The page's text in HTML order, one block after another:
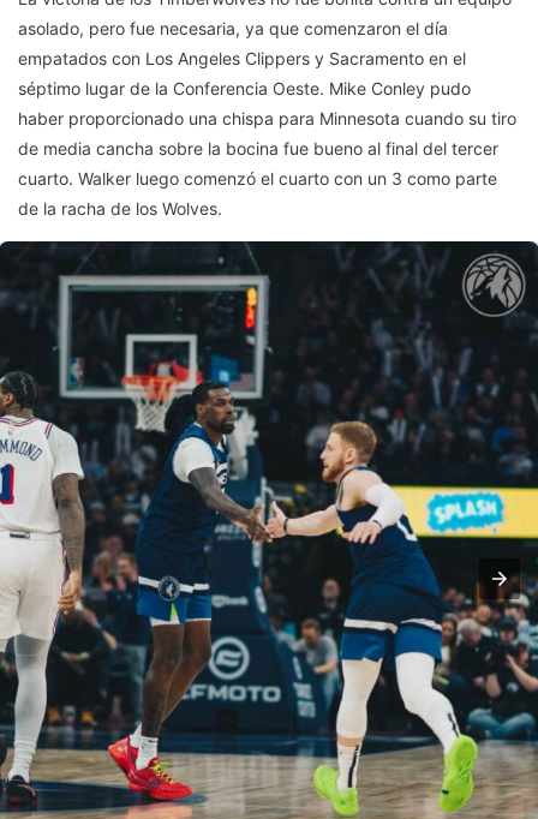
asolado, pero fue necesaria, ya que comenzaron el día
empatados con Los Angeles Clippers y Sacramento en el
séptimo lugar de la Conferencia Oeste. Mike Conley pudo
haber proporcionado una chispa para Minnesota cuando su tiro
de media cancha sobre la bocina fue bueno al final del tercer
cuarto. Walker luego comenzó el cuarto con un 3 como parte
de la racha de los Wolves.